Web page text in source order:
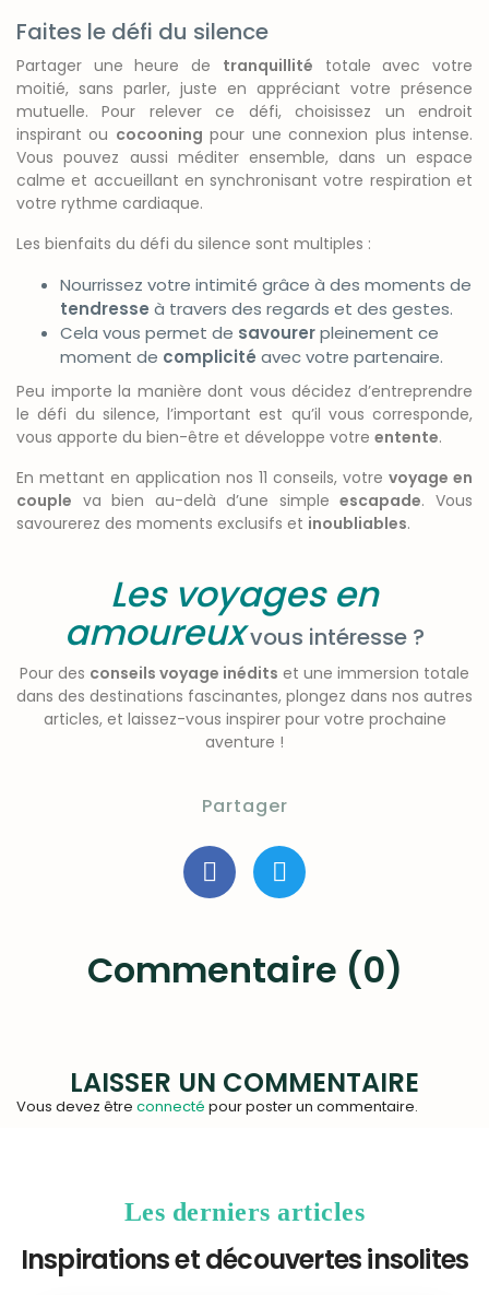
Faites le défi du silence
Partager une heure de tranquillité totale avec votre
moitié, sans parler, juste en appréciant votre présence
mutuelle. Pour relever ce défi, choisissez un endroit
inspirant ou cocooning pour une connexion plus intense.
Vous pouvez aussi méditer ensemble, dans un espace
calme et accueillant en synchronisant votre respiration et
votre rythme cardiaque.
Les bienfaits du défi du silence sont multiples :
Nourrissez votre intimité grâce à des moments de
tendresse à travers des regards et des gestes.
Cela vous permet de savourerpleinement ce
moment de complicité avec votre partenaire.
Peu importe la manière dont vous décidez d’entreprendre
le défi du silence, l’important est qu’il vous corresponde,
vous apporte du bien-être et développe votre entente.
En mettant en application nos 11 conseils, votre voyage en
couple va bien au-delà d’une simpleescapade. Vous
savourerez des moments exclusifs et inoubliables.
Les voyages en
amoureuxvous intéresse ?
Pour des conseils voyage inédits et une immersion totale
dans des destinations fascinantes, plongez dans nos autres
articles, et laissez-vous inspirer pour votre prochaine
aventure !
Partager
Commentaire (0)
LAISSER UN COMMENTAIRE
Vous devez être connecté pour poster un commentaire.
Les derniers articles
Inspirations et découvertes insolites